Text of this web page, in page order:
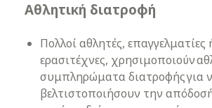
Αθλητική διατροφή
Πολλοί αθλητές, επαγγελματίες
ερασιτέχνες, χρησιμοποιούν
συμπληρώματα διατροφής για
βελτιστοποιήσουν την